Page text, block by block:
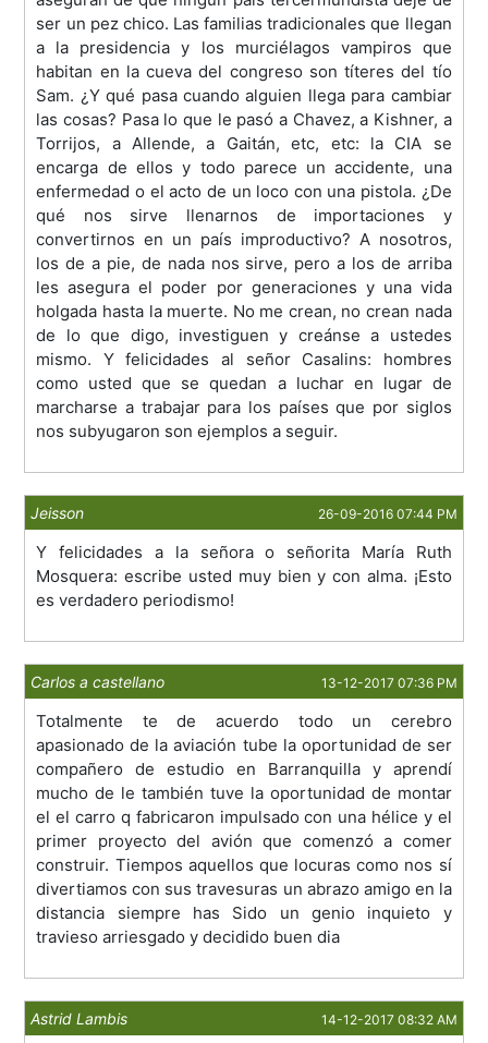
ser un pez chico. Las familias tradicionales que llegan
a la presidencia y los murciélagos vampiros que
habitan en la cueva del congreso son títeres del tío
Sam. ¿Y qué pasa cuando alguien llega para cambiar
las cosas? Pasa lo que le pasó a Chavez, a Kishner, a
Torrijos, a Allende, a Gaitán, etc, etc: la CIA se
encarga de ellos y todo parece un accidente, una
enfermedad o el acto de un loco con una pistola. ¿De
qué nos sirve llenarnos de importaciones y
convertirnos en un país improductivo? A nosotros,
los de a pie, de nada nos sirve, pero a los de arriba
les asegura el poder por generaciones y una vida
holgada hasta la muerte. No me crean, no crean nada
de lo que digo, investiguen y creánse a ustedes
mismo. Y felicidades al señor Casalins: hombres
como usted que se quedan a luchar en lugar de
marcharse a trabajar para los países que por siglos
nos subyugaron son ejemplos a seguir.
Jeisson 26-09-2016 07:44 PM
Y felicidades a la señora o señorita María Ruth
Mosquera: escribe usted muy bien y con alma. ¡Esto
es verdadero periodismo!
Carlos a castellano 13-12-2017 07:36 PM
Totalmente te de acuerdo todo un cerebro
apasionado de la aviación tube la oportunidad de ser
compañero de estudio en Barranquilla y aprendí
mucho de le también tuve la oportunidad de montar
el el carro q fabricaron impulsado con una hélice y el
primer proyecto del avión que comenzó a comer
construir. Tiempos aquellos que locuras como nos sí
divertiamos con sus travesuras un abrazo amigo en la
distancia siempre has Sido un genio inquieto y
travieso arriesgado y decidido buen dia
Astrid Lambis 14-12-2017 08:32 AM